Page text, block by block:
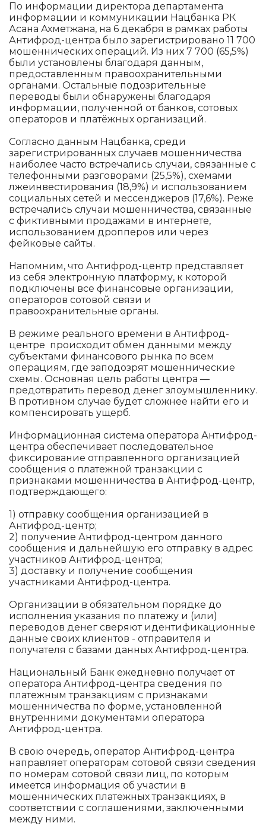
По информации директора департамента
информации и коммуникации Нацбанка РК
Асана Ахметжана, на 6 декабря в рамках работы
Антифрод-центра было зарегистрировано 11 700
мошеннических операций. Из них 7 700 (65,5%)
были установлены благодаря данным,
предоставленным правоохранительными
органами. Остальные подозрительные
переводы были обнаружены благодаря
информации, полученной от банков, сотовых
операторов и платёжных организаций.
Согласно данным Нацбанка, среди
зарегистрированных случаев мошенничества
наиболее часто встречались случаи, связанные с
телефонными разговорами (25,5%), схемами
лжеинвестирования (18,9%) и использованием
социальных сетей и мессенджеров (17,6%). Реже
встречались случаи мошенничества, связанные
с фиктивными продажами в интернете,
использованием дропперов или через
фейковые сайты.
Напомним, что Антифрод-центр представляет
из себя электронную платформу, к которой
подключены все финансовые организации,
операторов сотовой связи и
правоохранительные органы.
В режиме реального времени в Антифрод-
центре происходит обмен данными между
субъектами финансового рынка по всем
операциям, где заподозрят мошеннические
схемы. Основная цель работы центра —
предотвратить перевод денег злоумышленнику.
В противном случае будет сложнее найти его и
компенсировать ущерб.
Информационная система оператора Антифрод-
центра обеспечивает последовательное
фиксирование отправленного организацией
сообщения о платежной транзакции с
признаками мошенничества в Антифрод-центр,
подтверждающего:
1) отправку сообщения организацией в
Антифрод-центр;
2) получение Антифрод-центром данного
сообщения и дальнейшую его отправку в адрес
участников Антифрод-центра;
3) доставку и получение сообщения
участниками Антифрод-центра.
Организации в обязательном порядке до
исполнения указания по платежу и (или)
переводов денег сверяют идентификационные
данные своих клиентов - отправителя и
получателя с базами данных Антифрод-центра.
Национальный Банк ежедневно получает от
оператора Антифрод-центра сведения по
платежным транзакциям с признаками
мошенничества по форме, установленной
внутренними документами оператора
Антифрод-центра.
В свою очередь, оператор Антифрод-центра
направляет операторам сотовой связи сведения
по номерам сотовой связи лиц, по которым
имеется информация об участии в
мошеннических платежных транзакциях, в
соответствии с соглашениями, заключенными
между ними.